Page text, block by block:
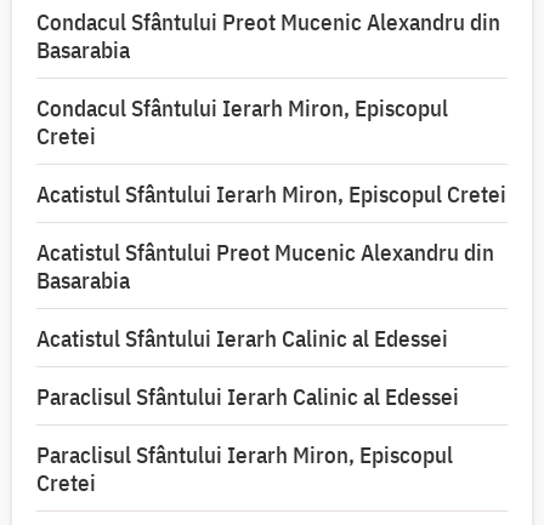
Condacul Sfântului Preot Mucenic Alexandru din
Basarabia
Condacul Sfântului Ierarh Miron, Episcopul
Cretei
Acatistul Sfântului Ierarh Miron, Episcopul Cretei
Acatistul Sfântului Preot Mucenic Alexandru din
Basarabia
Acatistul Sfântului Ierarh Calinic al Edessei
Paraclisul Sfântului Ierarh Calinic al Edessei
Paraclisul Sfântului Ierarh Miron, Episcopul
Cretei